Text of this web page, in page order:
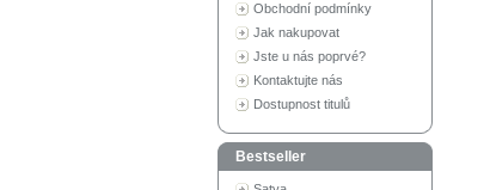
Obchodní podmínky
Jak nakupovat
Jste u nás poprvé?
Kontaktujte nás
Dostupnost titulů
Bestseller